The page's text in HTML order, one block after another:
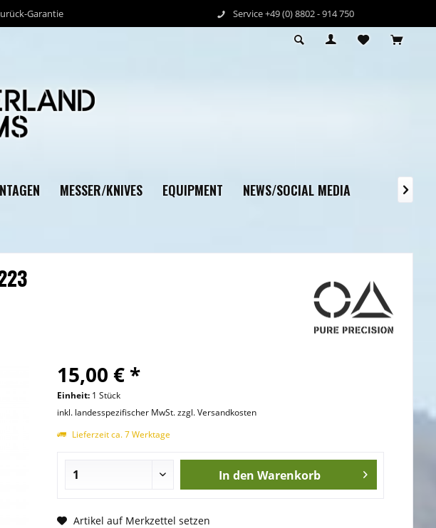
Garantie Service +49 (0) 8802 - 914 750
MESSER/KNIVES EQUIPMENT NEWS/SOCIAL MEDIA 
15,00 € *
Einheit: 1 Stück
inkl. landesspezifischer MwSt. zzgl. Versandkosten
Lieferzeit ca. 7 Werktage
In den Warenkorb
Artikel auf Merkzettel setzen